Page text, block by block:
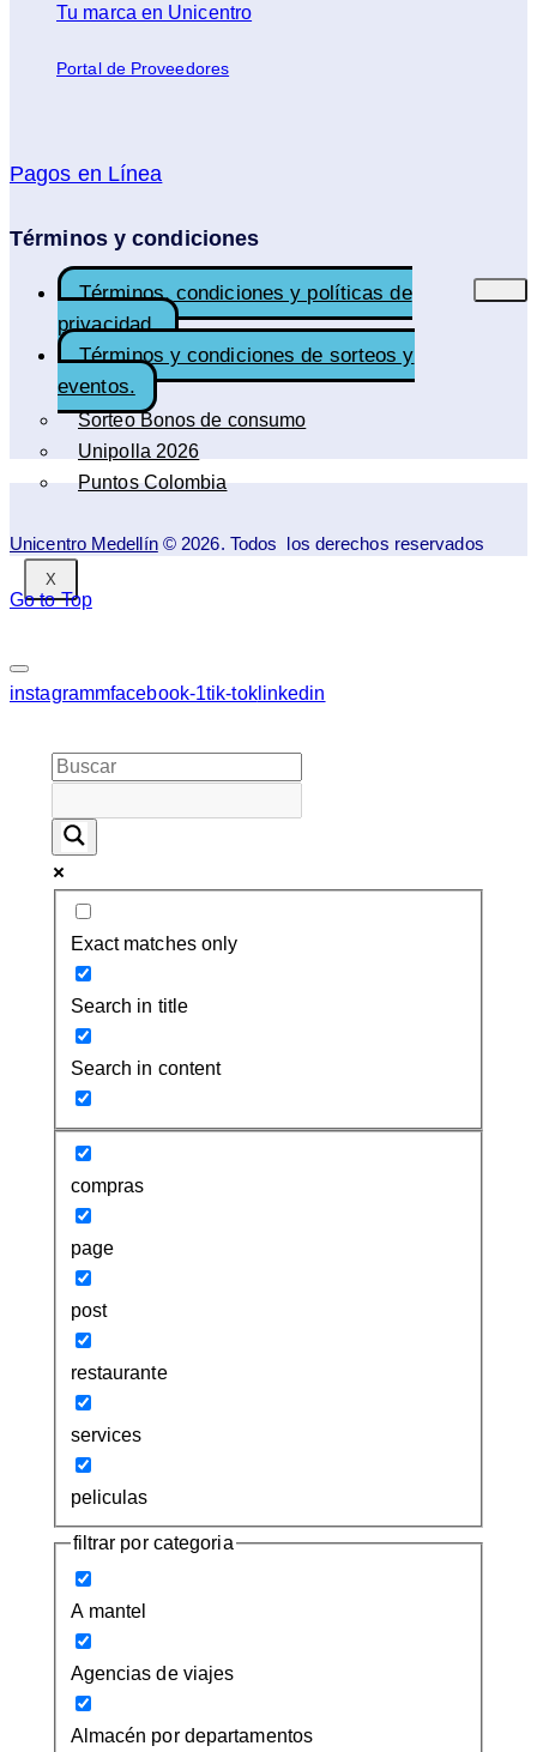
Tu marca en Unicentro
Portal de Proveedores
Pagos en Línea
Términos y condiciones
Términos, condiciones y políticas de
privacidad.
Términos y condiciones de sorteos y
eventos.
Sorteo Bonos de consumo
Unipolla 2026
Puntos Colombia
X
Unicentro Medellín© 2026. Todos los derechos reservados
Go to Top
instagrammfacebook-1tik-toklinkedin
Exact matches only
Search in title
Search in content
compras
page
post
restaurante
services
peliculas
filtrar por categoria
A mantel
Agencias de viajes
Almacén por departamentos